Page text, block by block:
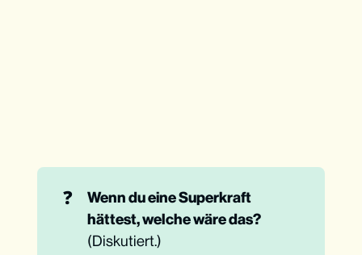
❓
Wenn du eine Superkraft
hättest, welche wäre das?
(Diskutiert.)